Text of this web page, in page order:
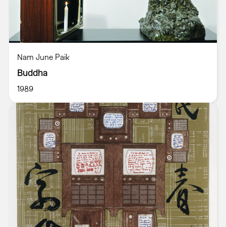
Nam June Paik
Buddha
1989